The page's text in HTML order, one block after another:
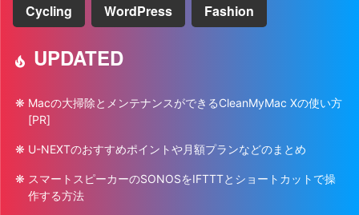
Cycling WordPress Fashion
UPDATED
Macの大掃除とメンテナンスができるCleanMyMac Xの使い方
[PR]
U-NEXTのおすすめポイントや月額プランなどのまとめ
スマートスピーカーのSONOSをIFTTTとショートカットで操
作する方法